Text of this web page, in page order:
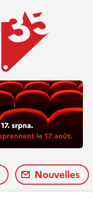
Nouvelles